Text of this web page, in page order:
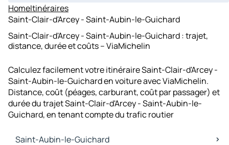
HomeItinéraires
Saint-Clair-d'Arcey - Saint-Aubin-le-Guichard
Saint-Clair-d'Arcey - Saint-Aubin-le-Guichard : trajet,
distance, durée et coûts – ViaMichelin
Calculez facilement votre itinéraire Saint-Clair-d'Arcey -
Saint-Aubin-le-Guichard en voiture avec ViaMichelin.
Distance, coût (péages, carburant, coût par passager) et
durée du trajet Saint-Clair-d'Arcey - Saint-Aubin-le-
Guichard, en tenant compte du trafic routier
Saint-Aubin-le-Guichard